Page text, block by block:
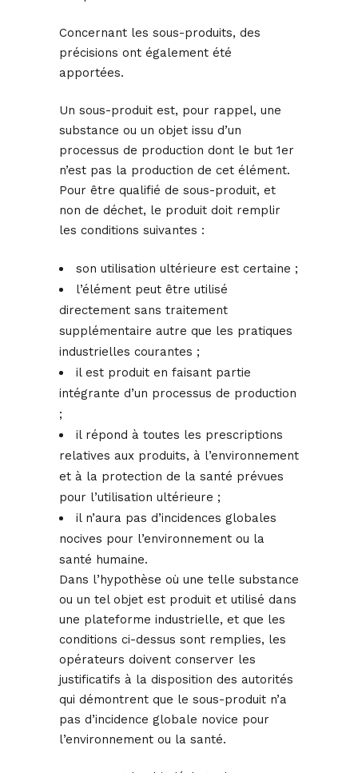
Concernant les sous-produits, des
précisions ont également été
apportées.
Un sous-produit est, pour rappel, une
substance ou un objet issu d’un
processus de production dont le but 1er
n’est pas la production de cet élément.
Pour être qualifié de sous-produit, et
non de déchet, le produit doit remplir
les conditions suivantes :
son utilisation ultérieure est certaine ;
l’élément peut être utilisé
directement sans traitement
supplémentaire autre que les pratiques
industrielles courantes ;
il est produit en faisant partie
intégrante d’un processus de production
;
il répond à toutes les prescriptions
relatives aux produits, à l’environnement
et à la protection de la santé prévues
pour l’utilisation ultérieure ;
il n’aura pas d’incidences globales
nocives pour l’environnement ou la
santé humaine.
Dans l’hypothèse où une telle substance
ou un tel objet est produit et utilisé dans
une plateforme industrielle, et que les
conditions ci-dessus sont remplies, les
opérateurs doivent conserver les
justificatifs à la disposition des autorités
qui démontrent que le sous-produit n’a
pas d’incidence globale novice pour
l’environnement ou la santé.